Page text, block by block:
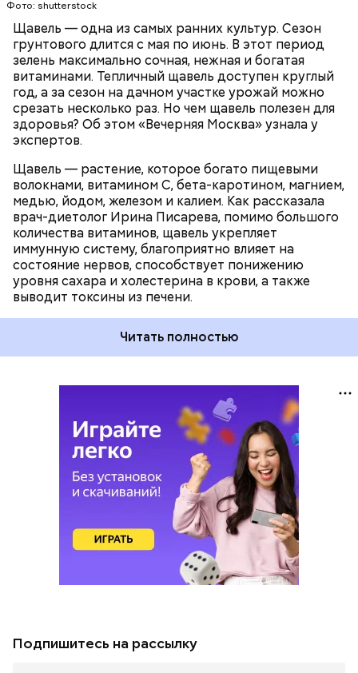
Фото: shutterstock
Щавель — одна из самых ранних культур. Сезон
грунтового длится с мая по июнь. В этот период
зелень максимально сочная, нежная и богатая
витаминами. Тепличный щавель доступен круглый
год, а за сезон на дачном участке урожай можно
срезать несколько раз. Но чем щавель полезен для
здоровья? Об этом «Вечерняя Москва» узнала у
экспертов.
Щавель — растение, которое богато пищевыми
волокнами, витамином С, бета-каротином, магнием,
медью, йодом, железом и калием. Как рассказала
врач-диетолог Ирина Писарева, помимо большого
количества витаминов, щавель укрепляет
иммунную систему, благоприятно влияет на
состояние нервов, способствует понижению
уровня сахара и холестерина в крови, а также
выводит токсины из печени.
Читать полностью
ЗДОРОВЬЕ ВРАЧИ
РАСТЕНИЯ
ПРОДУКТЫ
Подпишитесь на рассылку